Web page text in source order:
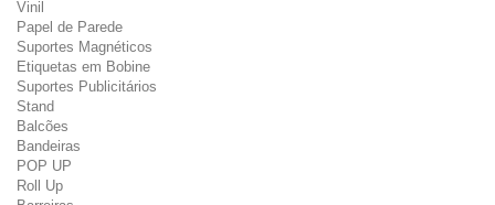
Vinil
Papel de Parede
Suportes Magnéticos
Etiquetas em Bobine
Suportes Publicitários
Stand
Balcões
Bandeiras
POP UP
Roll Up